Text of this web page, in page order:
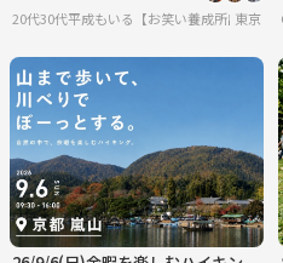
20代30代平成もいる【お笑い養成所出身】
東京